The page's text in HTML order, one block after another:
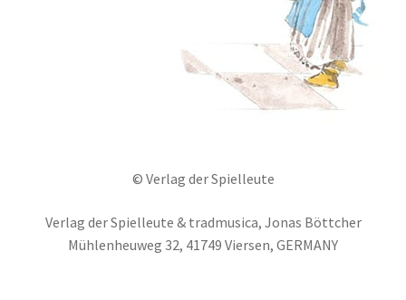
© Verlag der Spielleute
Verlag der Spielleute & tradmusica, Jonas Böttcher
Mühlenheuweg 32, 41749 Viersen, GERMANY